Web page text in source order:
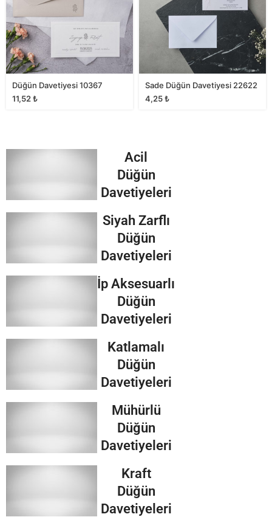
Düğün Davetiyesi 10367
11,52₺
Sade Düğün Davetiyesi 22622
4,25₺
Acil
Düğün
Davetiyeleri
Siyah Zarflı
Düğün
Davetiyeleri
İp Aksesuarlı
Düğün
Davetiyeleri
Katlamalı
Düğün
Davetiyeleri
Mühürlü
Düğün
Davetiyeleri
Kraft
Düğün
Davetiyeleri